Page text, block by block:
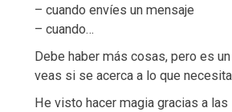
– cuando envíes un mensaje
– cuando…
Debe haber más cosas, pero es
veas si se acerca a lo que
He visto hacer magia gracias a